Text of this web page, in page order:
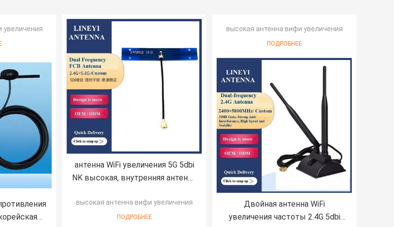
увеличения
антенна WiFi увеличения 5G 5dbi
NK высокая, внутренняя антенна
высокая антенна вифи увеличения
ПОДРОБНЕЕ
высокая антенна вифи увеличения
ПОДРОБНЕЕ
Двойная антенна WiFi
увеличения частоты 2.4G 5dbi